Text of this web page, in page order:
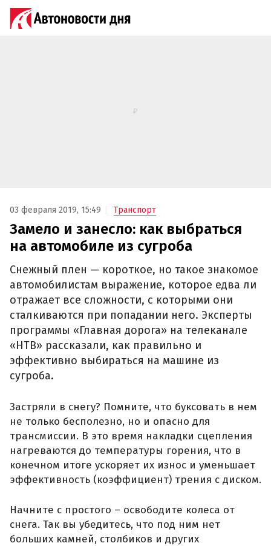
03 февраля 2019, 15:49 Транспорт
Замело и занесло: как выбраться
на автомобиле из сугроба
Снежный плен — короткое, но такое знакомое
автомобилистам выражение, которое едва ли
отражает все сложности, с которыми они
сталкиваются при попадании него. Эксперты
программы «Главная дорога» на телеканале
«НТВ» рассказали, как правильно и
эффективно выбираться на машине из
сугроба.
Застряли в снегу? Помните, что буксовать в нем
не только бесполезно, но и опасно для
трансмиссии. В это время накладки сцепления
нагреваются до температуры горения, что в
конечном итоге ускоряет их износ и уменьшает
эффективность (коэффициент) трения с диском.
Начните с простого – освободите колеса от
снега. Так вы убедитесь, что под ним нет
больших камней, столбиков и других